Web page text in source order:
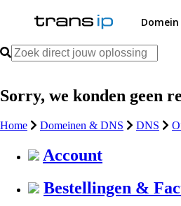
Domein
Sorry, we konden geen
Home Domeinen & DNS DNS
Account
Bestellingen &